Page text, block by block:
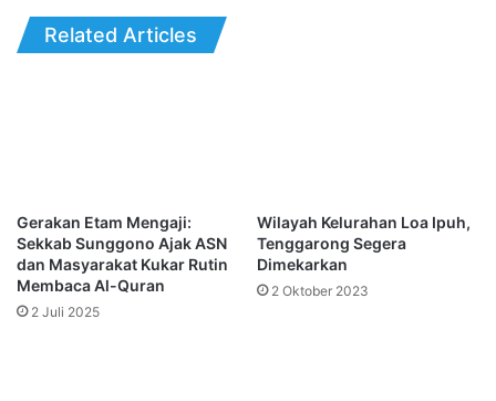
Related Articles
Gerakan Etam Mengaji:
Sekkab Sunggono Ajak ASN
dan Masyarakat Kukar Rutin
Membaca Al-Quran
2 Juli 2025
Wilayah Kelurahan Loa Ipuh,
Tenggarong Segera
Dimekarkan
2 Oktober 2023